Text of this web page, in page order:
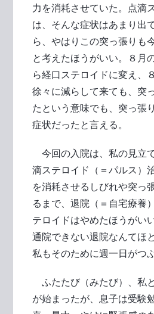
力を消耗させていた。点滴
は、そんな症状はあまり出
ら、やはりこの突っ張りも
と考えたほうがいい。８月
ら経口ステロイドに変え、
徐々に減らして来ても、突
たという意味でも、突っ張
症状だったと言える。
今回の入院は、私の見立
滴ステロイド（＝パルス）
を消耗させるしびれや突っ
るまで、退院（＝自宅療養
テロイドはやめたほうがい
通院できない退院なんてほ
私もそのために週一日がつ
ふたたび（みたび）、私
が始まったが、息子は受験